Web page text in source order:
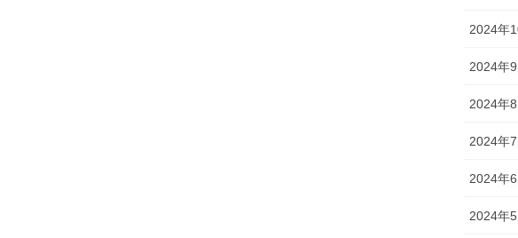
2024年
2024年9
2024年8
2024年7
2024年6
2024年5